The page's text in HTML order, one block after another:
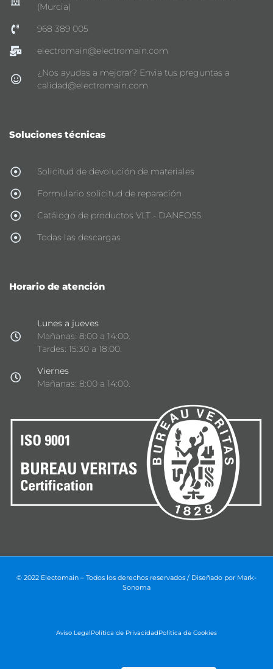
(Murcia)
968 389 005
electromain@electromain.com
¿Nos ayudas a mejorar? Envia tus preguntas a
calidad@electromain.com
Soluciones técnicas
Solicitud de devolución de materiales
Formulario solicitud de reparación
Catálogo de productos VLT - DANFOSS
Todas las descargas
Horario de atención
Lunes a jueves
Mañanas: 8:00 a 14:00.
Tardes: 15:30 a 18:00.
Viernes
Mañanas: 8:00 a 14:00.
© 2022 Electomain – Todos los derechos reservados / Diseñado por Mark-
Sonoma
Aviso LegalPolítica de PrivacidadPolítica de Cookies